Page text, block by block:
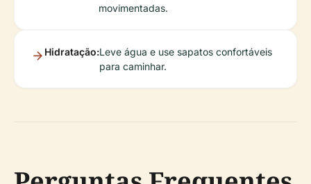
movimentadas.
Hidratação:Leve água e use sapatos confortáveis
para caminhar.